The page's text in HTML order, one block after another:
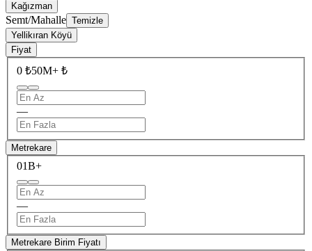
Kağızman
Semt/Mahalle Temizle
Yellikıran Köyü
Fiyat
0 ₺50M+ ₺
—
Metrekare
01B+
—
Metrekare Birim Fiyatı